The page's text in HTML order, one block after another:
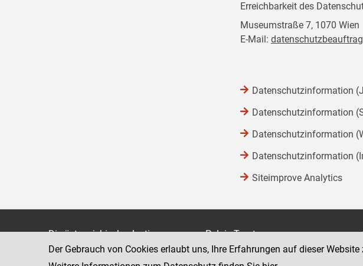
Erreichbarkeit des
Museumstraße 7, 1070 Wien
E-Mail:
Datenschutzinformation
Datenschutzinformation
Datenschutzinformation
Datenschutzinformation
Siteimprove Analytics
Die österreichische Justiz
Bundesministerium für Justiz
Palais Trautson
Museumstraße 7
1070 Wien
Der Gebrauch von Cookies erlaubt uns, Ihre Erfahrungen auf dieser